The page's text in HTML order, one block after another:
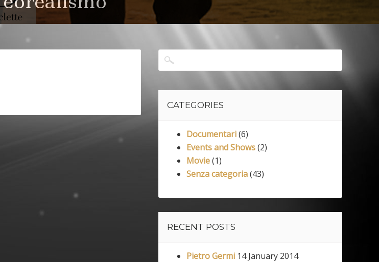
CATEGORIES
Documentari(6)
Events and Shows(2)
Movie(1)
Senza categoria(43)
RECENT POSTS
Pietro Germi 14 January 2014